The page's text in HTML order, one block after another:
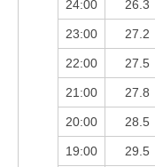
24:00 26.3
23:00 27.2
22:00 27.5
21:00 27.8
20:00 28.5
19:00 29.5